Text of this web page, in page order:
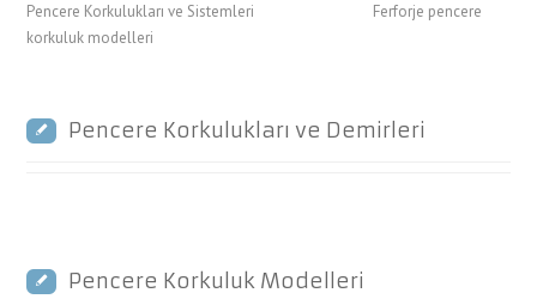
Pencere Korkulukları ve Sistemleri Ferforje pencere
korkuluk modelleri
Pencere Korkulukları ve Demirleri
Pencere Korkuluk Modelleri